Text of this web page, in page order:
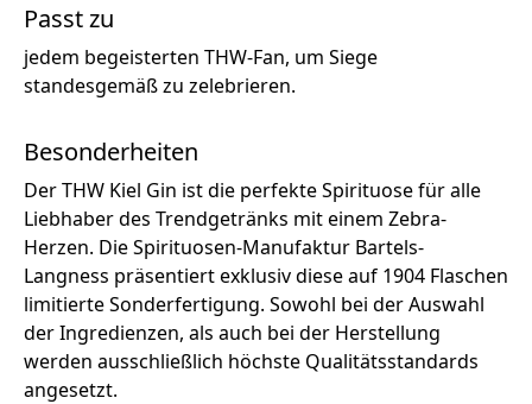
Passt zu
jedem begeisterten THW-Fan, um Siege
standesgemäß zu zelebrieren.
Besonderheiten
Der THW Kiel Gin ist die perfekte Spirituose für alle
Liebhaber des Trendgetränks mit einem Zebra-
Herzen. Die Spirituosen-Manufaktur Bartels-
Langness präsentiert exklusiv diese auf 1904 Flaschen
limitierte Sonderfertigung. Sowohl bei der Auswahl
der Ingredienzen, als auch bei der Herstellung
werden ausschließlich höchste Qualitätsstandards
angesetzt.